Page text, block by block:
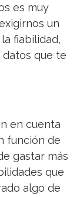
es muy
un
fiabilidad,
que te
en cuenta
función de
gastar más
que
algo de